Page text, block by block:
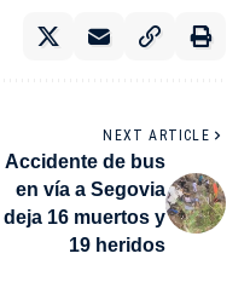
NEXT ARTICLE
Accidente de bus
en vía a Segovia
deja 16 muertos y
19 heridos